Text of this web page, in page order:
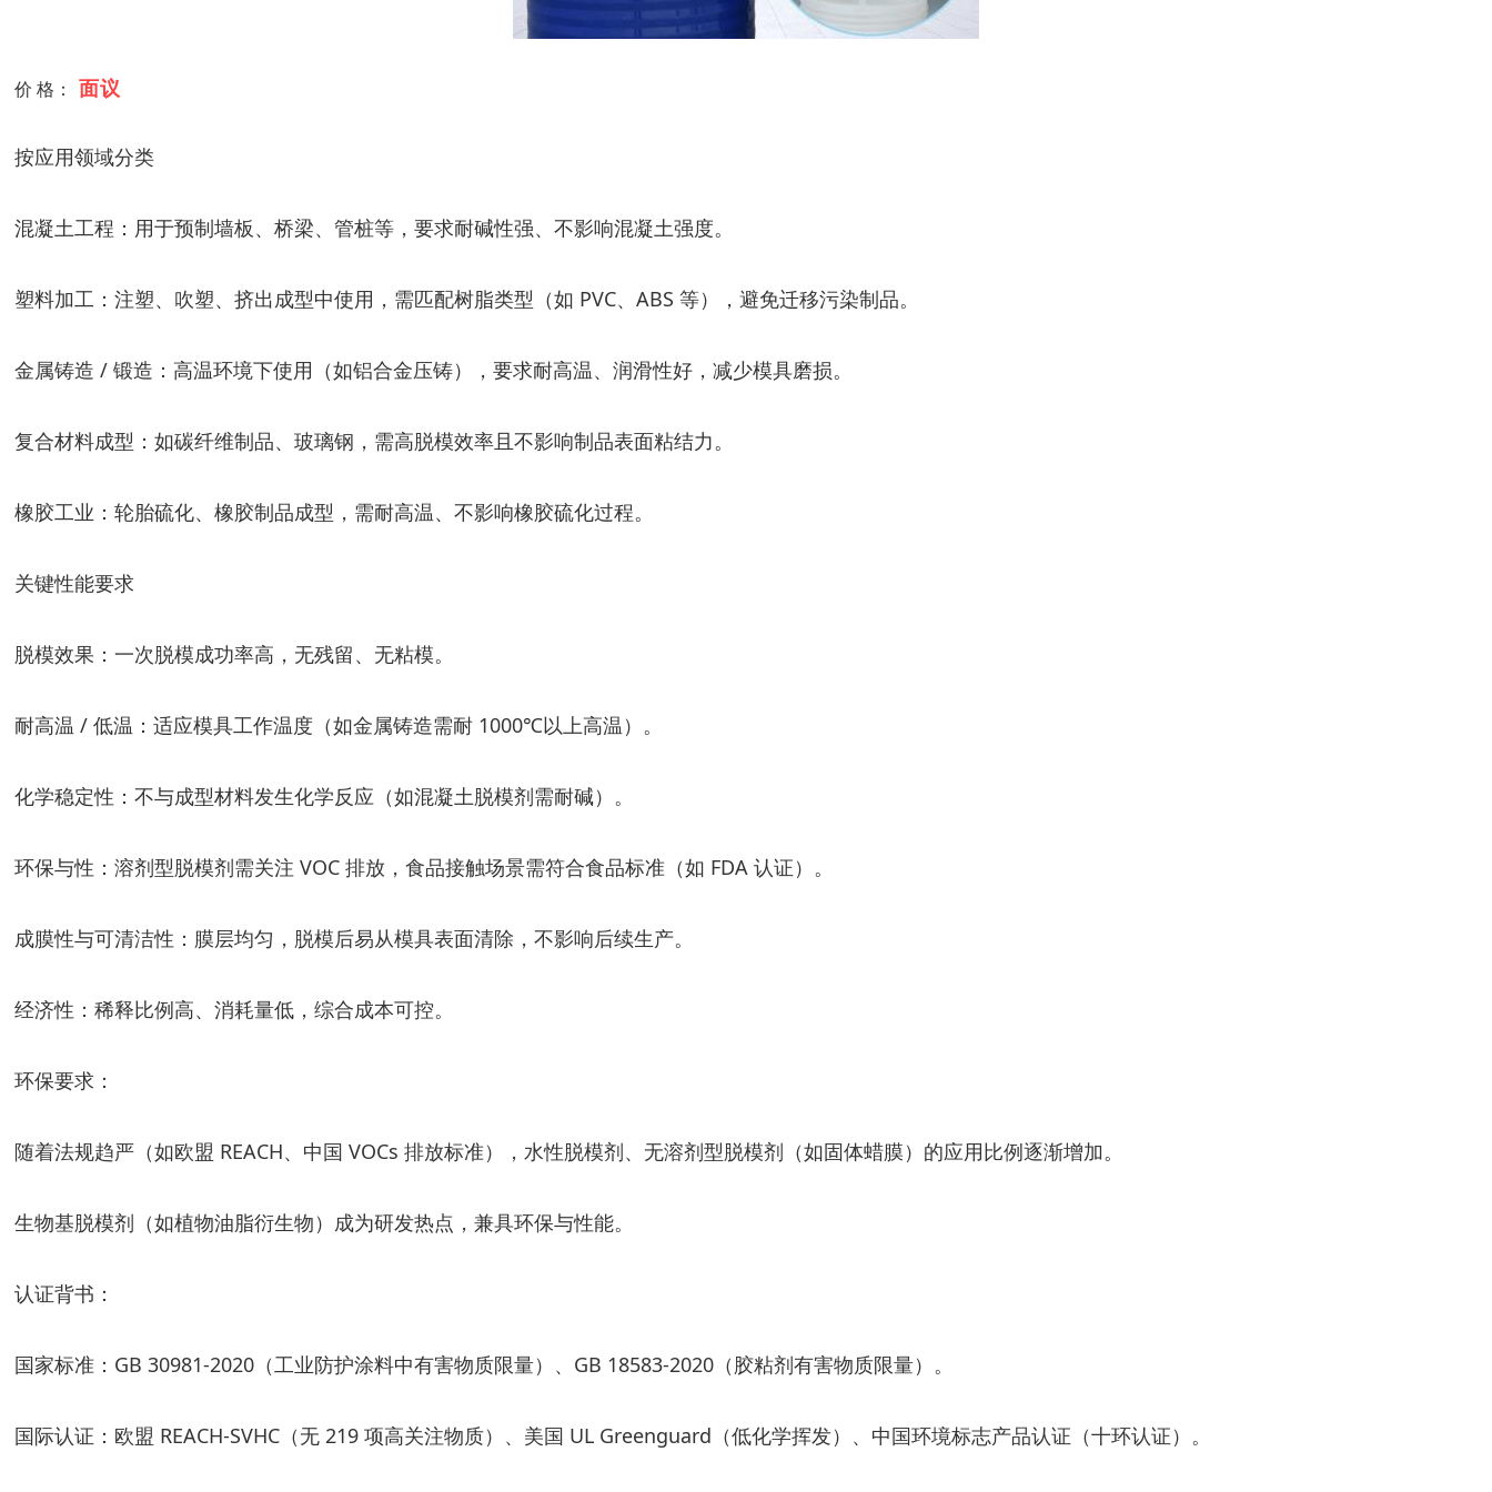
价 格： 面议
按应用领域分类
混凝土工程：用于预制墙板、桥梁、管桩等，要求耐碱性强、不影响混凝土强度。
塑料加工：注塑、吹塑、挤出成型中使用，需匹配树脂类型（如 PVC、ABS 等），避免迁移污染制品。
金属铸造 / 锻造：高温环境下使用（如铝合金压铸），要求耐高温、润滑性好，减少模具磨损。
复合材料成型：如碳纤维制品、玻璃钢，需高脱模效率且不影响制品表面粘结力。
橡胶工业：轮胎硫化、橡胶制品成型，需耐高温、不影响橡胶硫化过程。
关键性能要求
脱模效果：一次脱模成功率高，无残留、无粘模。
耐高温 / 低温：适应模具工作温度（如金属铸造需耐 1000℃以上高温）。
化学稳定性：不与成型材料发生化学反应（如混凝土脱模剂需耐碱）。
环保与性：溶剂型脱模剂需关注 VOC 排放，食品接触场景需符合食品标准（如 FDA 认证）。
成膜性与可清洁性：膜层均匀，脱模后易从模具表面清除，不影响后续生产。
经济性：稀释比例高、消耗量低，综合成本可控。
环保要求：
随着法规趋严（如欧盟 REACH、中国 VOCs 排放标准），水性脱模剂、无溶剂型脱模剂（如固体蜡膜）的应用比例逐渐增加。
生物基脱模剂（如植物油脂衍生物）成为研发热点，兼具环保与性能。
认证背书：
国家标准：GB 30981-2020（工业防护涂料中有害物质限量）、GB 18583-2020（胶粘剂有害物质限量）。
国际认证：欧盟 REACH-SVHC（无 219 项高关注物质）、美国 UL Greenguard（低化学挥发）、中国环境标志产品认证（十环认证）。